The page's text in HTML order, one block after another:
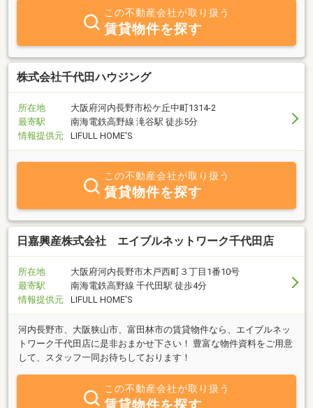
手伝いをさせて頂きます。どんなことでも一度お気軽にご相談頂け
れば、親身になって一緒に考えさせて頂きます。また、リフォーム
のご相談などもご相談くだされば、予算に合わせた提案をさせて頂
きます。
この不動産会社が取り扱う
賃貸物件を探す
株式会社千代田ハウジング
所在地
大阪府河内長野市松ケ丘中町1314-2
最寄駅
南海電鉄高野線 滝谷駅 徒歩5分
情報提供元
LIFULL HOME'S
この不動産会社が取り扱う
賃貸物件を探す
日嘉興産株式会社 エイブルネットワーク千代田店
所在地
大阪府河内長野市木戸西町３丁目1番10号
最寄駅
南海電鉄高野線 千代田駅 徒歩4分
情報提供元
LIFULL HOME'S
河内長野市、大阪狭山市、富田林市の賃貸物件なら、エイブルネッ
トワーク千代田店に是非おまかせ下さい！ 豊富な物件資料をご用意
して、スタッフ一同お待ちしております！
この不動産会社が取り扱う
賃貸物件を探す